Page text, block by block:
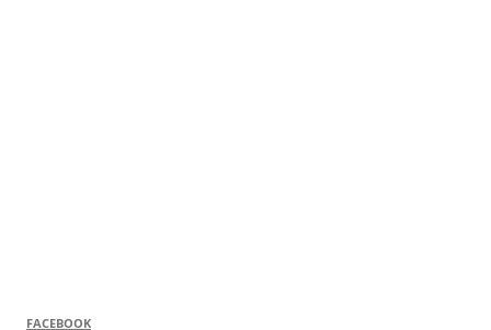
FACEBOOK